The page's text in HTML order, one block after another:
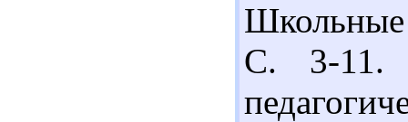
С. 3-